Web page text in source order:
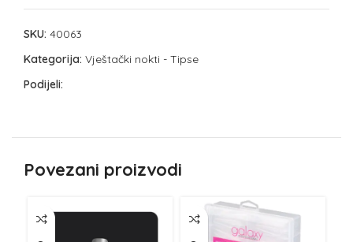
SKU: 40063
Kategorija: Vještački nokti - Tipse
Podijeli:
Povezani proizvodi